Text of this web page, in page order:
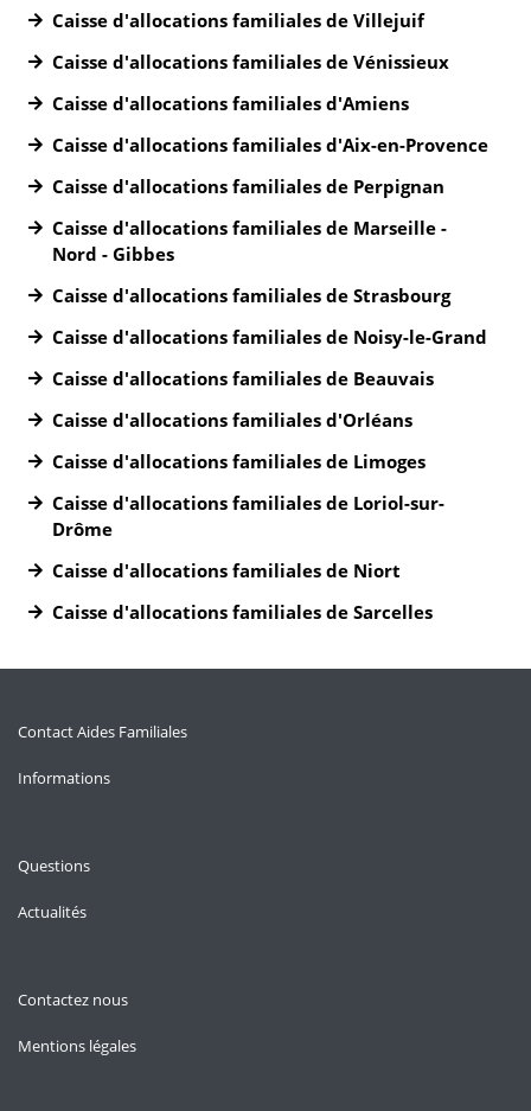
Caisse d'allocations familiales de Villejuif
Caisse d'allocations familiales de Vénissieux
Caisse d'allocations familiales d'Amiens
Caisse d'allocations familiales d'Aix-en-Provence
Caisse d'allocations familiales de Perpignan
Caisse d'allocations familiales de Marseille -
Nord - Gibbes
Caisse d'allocations familiales de Strasbourg
Caisse d'allocations familiales de Noisy-le-Grand
Caisse d'allocations familiales de Beauvais
Caisse d'allocations familiales d'Orléans
Caisse d'allocations familiales de Limoges
Caisse d'allocations familiales de Loriol-sur-
Drôme
Caisse d'allocations familiales de Niort
Caisse d'allocations familiales de Sarcelles
Contact Aides Familiales
Informations
Questions
Actualités
Contactez nous
Mentions légales